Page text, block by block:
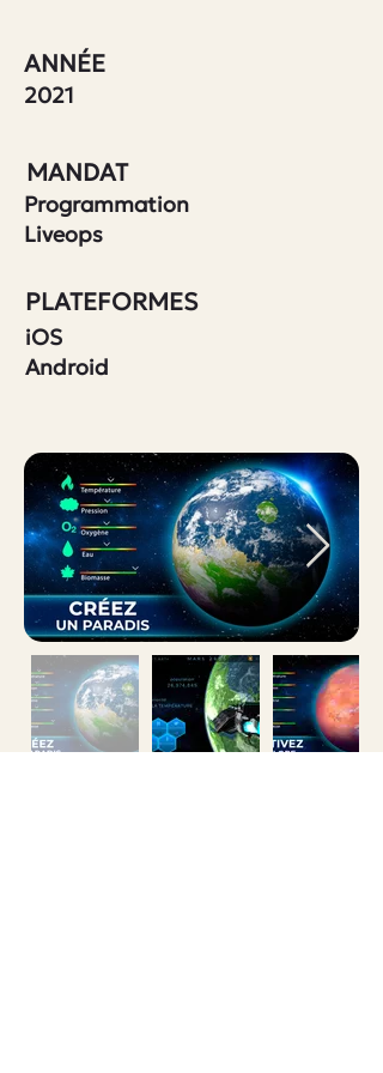
ANNÉE
2021
MANDAT
Programmation
Liveops
PLATEFORMES
iOS
Android